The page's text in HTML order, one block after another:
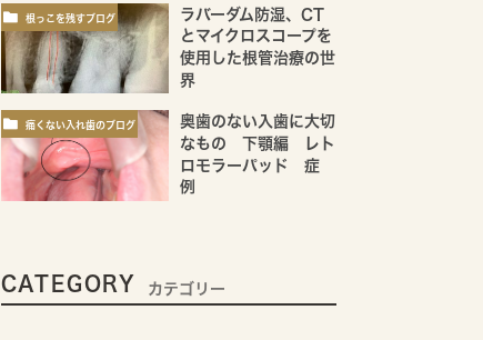
根っこを残すブログ
ラバーダム防湿、CT
とマイクロスコープを
使用した根管治療の世
界
痛くない入れ歯のブログ
奥歯のない入歯に大切
なもの 下顎編 レト
ロモラーパッド 症
例
CATEGORY カテゴリー